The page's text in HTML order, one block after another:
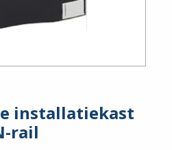
installatiekast
rail